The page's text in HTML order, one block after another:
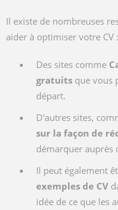
Il existe de nombreuses
aider à optimiser votre CV :
Des sites comme
gratuits que vous
départ.
D'autres sites,
sur la façon de
démarquer auprès
Il peut également
exemples de CV
idée de ce que les